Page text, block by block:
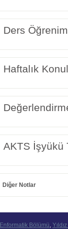
Ders Öğrenim
Haftalık
AKTS İşyükü
Diğer Notlar
Enformatik Bölümü,